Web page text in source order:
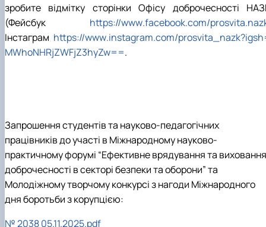
зробите відмітку сторінки Офісу доброчесності
(Фейсбук
https://www.facebook.com/prosvita.
Інстаграм https://www.instagram.com/prosvita nazk?igsh
MWhoNHRjZWFjZ3hyZw==.
Запрошення студентів та науково-педагогічних
працівників до участі в Міжнародному науково-
практичному форумі “Ефективне врядування та виховання
доброчесності в секторі безпеки та оборони” та
Молодіжному творчому конкурсі з нагоди Міжнародного
дня боротьби з корупцією:
№ 2038 05.11.2025.pdf